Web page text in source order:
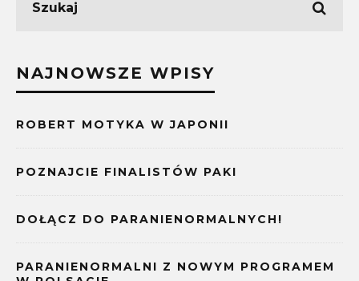
NAJNOWSZE WPISY
ROBERT MOTYKA W JAPONII
POZNAJCIE FINALISTÓW PAKI
DOŁĄCZ DO PARANIENORMALNYCH!
PARANIENORMALNI Z NOWYM PROGRAMEM